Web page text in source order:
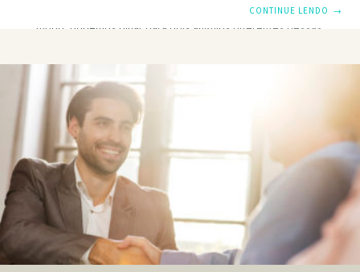
empresas brasileiras, 265 delas são familiares? Desse
modo, podemos olhar para dois ângulos diferentes dessas
grande de uma empresa familiar não poder ser passada
para uma nova geração assumir. A segunda é quebrar o
mito de que empresas familiares não funcionam, que não
existe como conciliar trabalho
CONTINUE LENDO →